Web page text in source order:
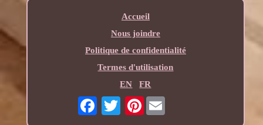
Accueil
Nous joindre
Politique de confidentialité
Termes d'utilisation
EN
FR
Pinterest